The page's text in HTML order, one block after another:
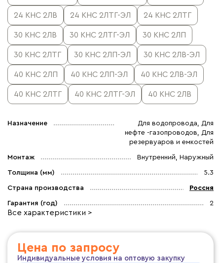
24 КНС 2ЛВ 24 КНС 2ЛТГ-ЭЛ 24 КНС 2ЛТГ
30 КНС 2ЛВ 30 КНС 2ЛТГ-ЭЛ 30 КНС 2ЛП
30 КНС 2ЛТГ 30 КНС 2ЛП-ЭЛ 30 КНС 2ЛВ-ЭЛ
40 КНС 2ЛП 40 КНС 2ЛП-ЭЛ 40 КНС 2ЛВ-ЭЛ
40 КНС 2ЛТГ 40 КНС 2ЛТГ-ЭЛ 40 КНС 2ЛВ
Назначение
Для водопровода, Для
нефте -газопроводов, Для
резервуаров и емкостей
Монтаж Внутренний, Наружный
Толщина (мм) 5.3
Страна производства Россия
Гарантия (год) 2
Все характеристики >
Цена по запросу
Индивидуальные условия на оптовую закупку